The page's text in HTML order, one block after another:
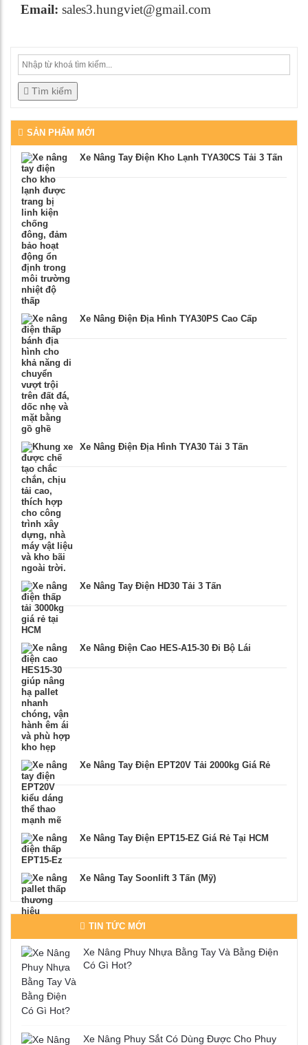
Email: sales3.hungviet@gmail.com
Tìm kiếm
SẢN PHẨM MỚI
Xe Nâng Tay Điện Kho Lạnh TYA30CS Tải 3 Tấn
Xe Nâng Điện Địa Hình TYA30PS Cao Cấp
Xe Nâng Điện Địa Hình TYA30 Tải 3 Tấn
Xe Nâng Tay Điện HD30 Tải 3 Tấn
Xe Nâng Điện Cao HES-A15-30 Đi Bộ Lái
Xe Nâng Tay Điện EPT20V Tải 2000kg Giá Rẻ
Xe Nâng Tay Điện EPT15-EZ Giá Rẻ Tại HCM
Xe Nâng Tay Soonlift 3 Tấn (Mỹ)
TIN TỨC MỚI
Xe Nâng Phuy Nhựa Bằng Tay Và Bằng Điện
Có Gì Hot?
Xe Nâng Phuy Sắt Có Dùng Được Cho Phuy